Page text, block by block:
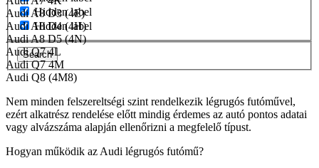
Hidden label
Hidden label
Search
Audi A8 D3 (4E)
Audi A8 D4 (4H)
Audi A8 D5 (4N)
Audi Q7 4L
Audi Q7 4M
Audi Q8 (4M8)
Nem minden felszereltségi szint rendelkezik légrugós futóművel,
ezért alkatrész rendelése előtt mindig érdemes az autó pontos adatai
vagy alvázszáma alapján ellenőrizni a megfelelő típust.
Hogyan működik az Audi légrugós futómű?